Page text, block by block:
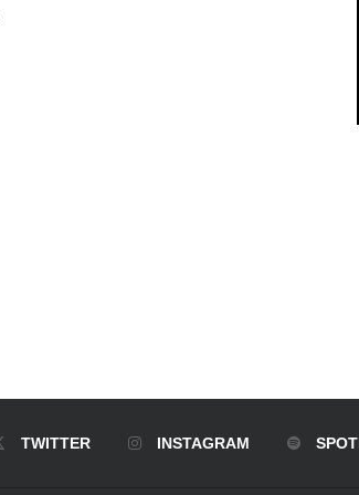
TWITTER INSTAGRAM